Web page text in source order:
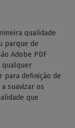
qualidade
parque de
Adobe PDF
qualquer
para definição de
suavizar os
que